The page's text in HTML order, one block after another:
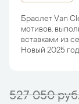
Браслет Van
мотивов,
вставками из
Новый 2025
527 050